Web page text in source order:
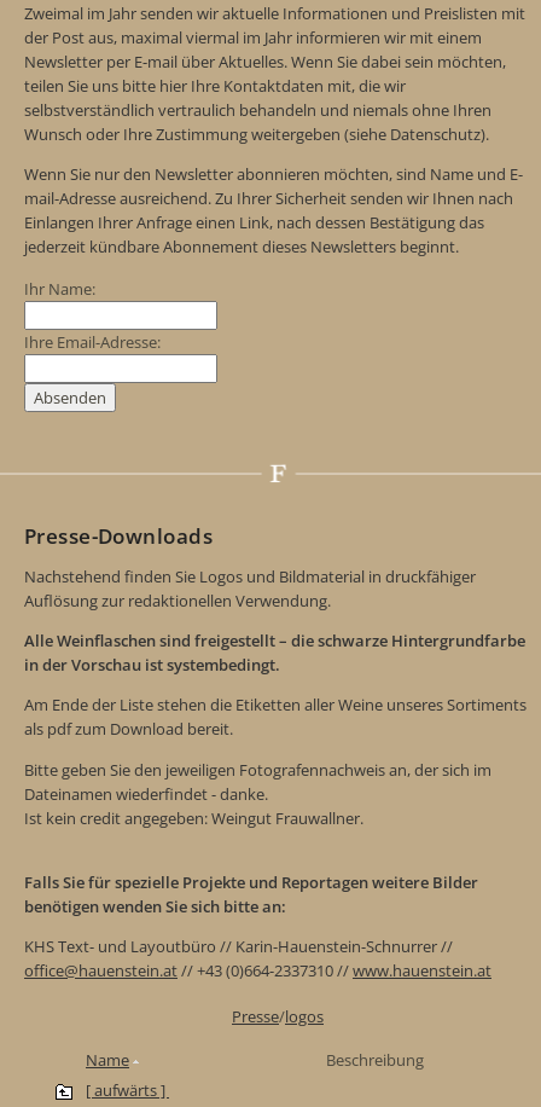
Zweimal im Jahr senden wir aktuelle Informationen und Preislisten mit
der Post aus, maximal viermal im Jahr informieren wir mit einem
Newsletter per E-mail über Aktuelles. Wenn Sie dabei sein möchten,
teilen Sie uns bitte hier Ihre Kontaktdaten mit, die wir
selbstverständlich vertraulich behandeln und niemals ohne Ihren
Wunsch oder Ihre Zustimmung weitergeben (siehe Datenschutz).
Wenn Sie nur den Newsletter abonnieren möchten, sind Name und E-
mail-Adresse ausreichend. Zu Ihrer Sicherheit senden wir Ihnen nach
Einlangen Ihrer Anfrage einen Link, nach dessen Bestätigung das
jederzeit kündbare Abonnement dieses Newsletters beginnt.
Ihr Name:
Ihre Email-Adresse:
Presse-Downloads
Nachstehend finden Sie Logos und Bildmaterial in druckfähiger
Auflösung zur redaktionellen Verwendung.
Alle Weinflaschen sind freigestellt – die schwarze Hintergrundfarbe
in der Vorschau ist systembedingt.
Am Ende der Liste stehen die Etiketten aller Weine unseres Sortiments
als pdf zum Download bereit.
Bitte geben Sie den jeweiligen Fotografennachweis an, der sich im
Dateinamen wiederfindet - danke.
Ist kein credit angegeben: Weingut Frauwallner.
Falls Sie für spezielle Projekte und Reportagen weitere Bilder
benötigen wenden Sie sich bitte an:
KHS Text- und Layoutbüro // Karin-Hauenstein-Schnurrer //
office@hauenstein.at// +43 (0)664-2337310 //www.hauenstein.at
Presse/logos
Name
Beschreibung
[ aufwärts ]